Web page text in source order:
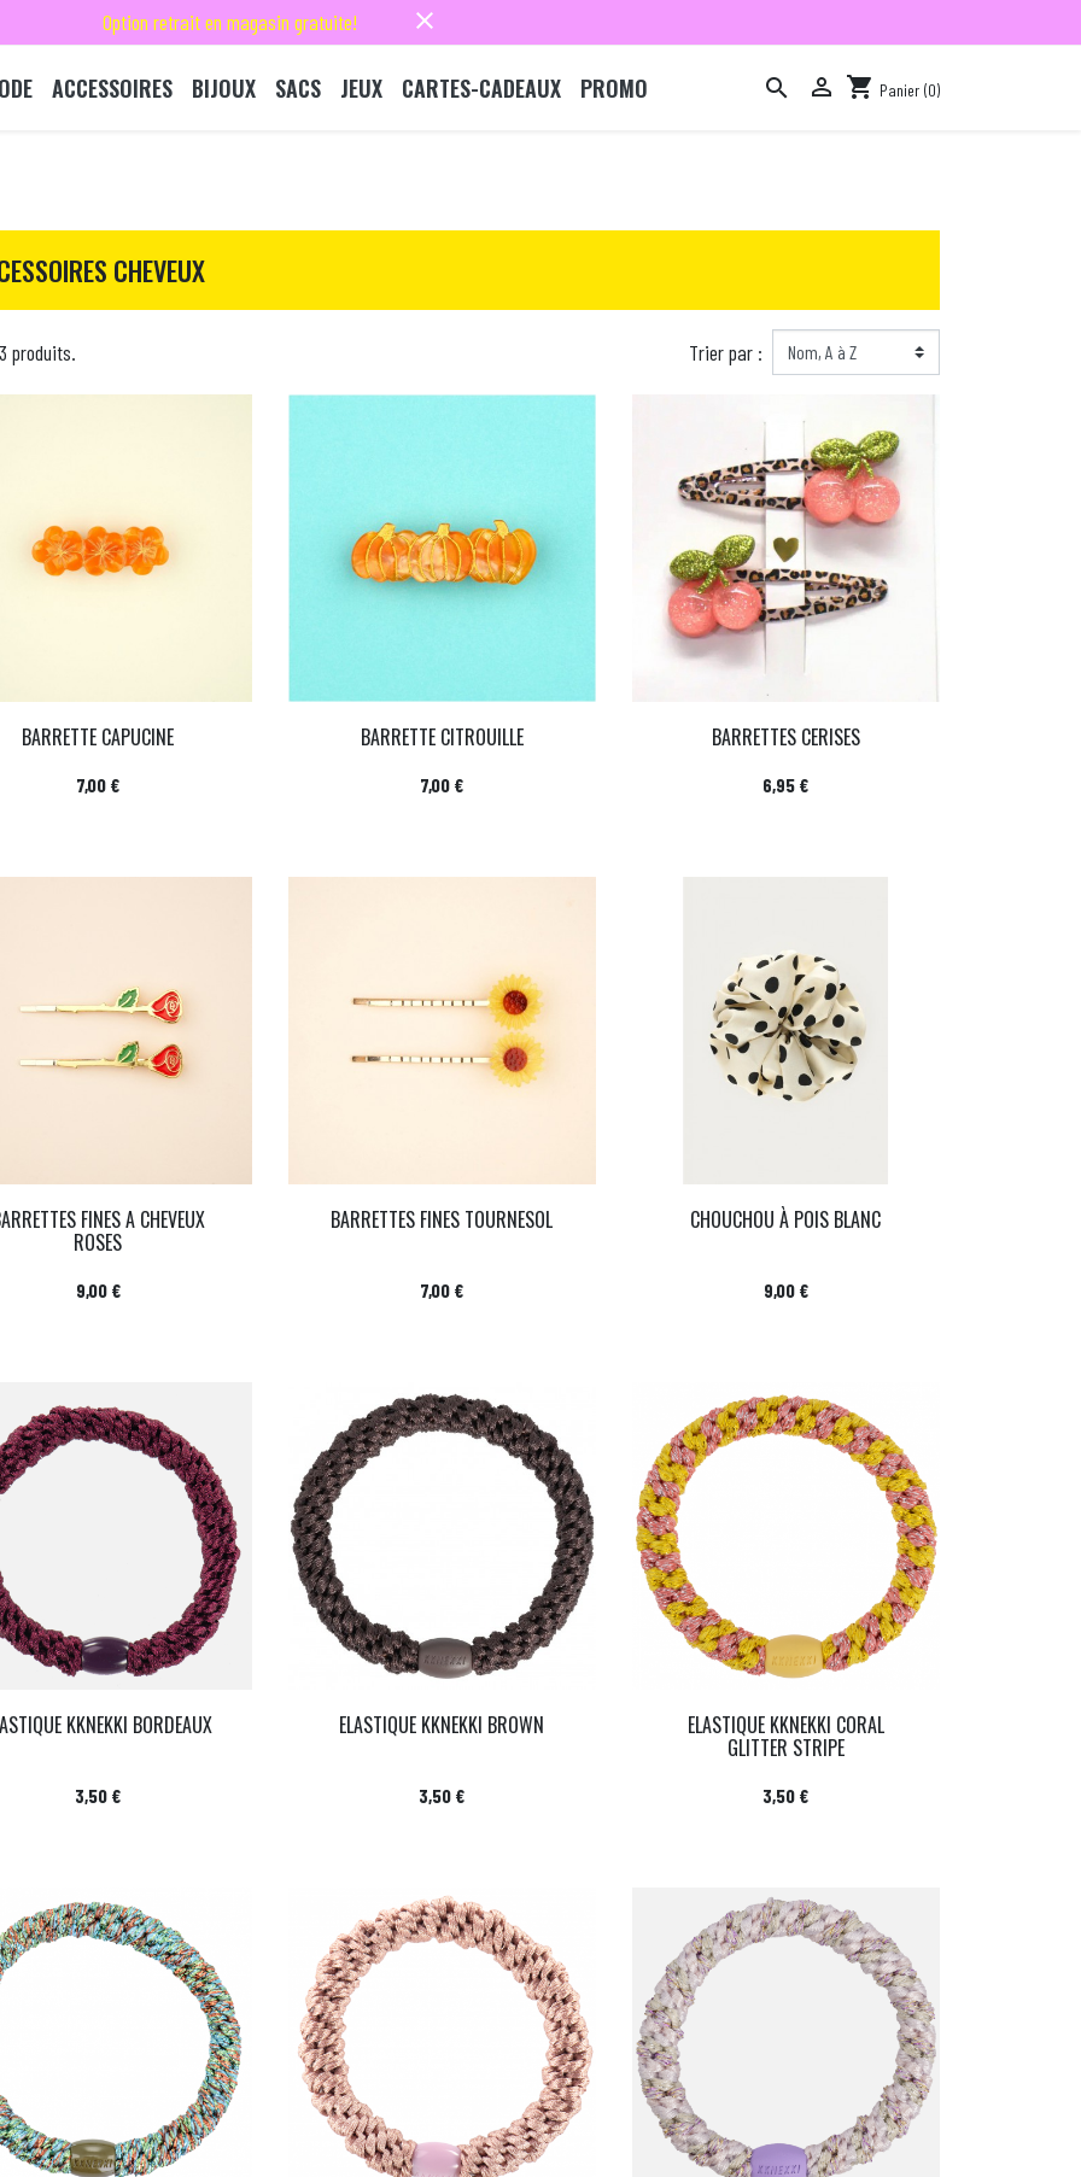
Option retrait en magasin gratuite! close
ACCESSOIRES BIJOUX SACS JEUX CARTES-CADEAUX PROMO   shopping_cart Panier (0)
CHEVEUX
produits. Trier par :
BARRETTE CAPUCINE
Prix
7,00 €
BARRETTE CITROUILLE
Prix
7,00 €
BARRETTES CERISES
Prix
6,95 €
FINES A CHEVEUX
ROSES
Prix
9,00 €
BARRETTES FINES TOURNESOL
Prix
7,00 €
CHOUCHOU À POIS BLANC
Prix
9,00 €
KKNEKKI BORDEAUX
Prix
3,50 €
ELASTIQUE KKNEKKI BROWN
Prix
3,50 €
ELASTIQUE KKNEKKI CORAL
GLITTER STRIPE
Prix
3,50 €